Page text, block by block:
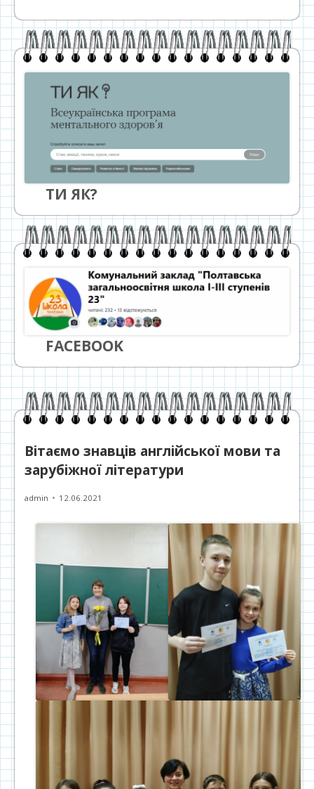
ТИ ЯК?
FACEBOOK
Вітаємо знавців англійської мови та
зарубіжної літератури
Автор
admin Опубліковано
12.06.2021